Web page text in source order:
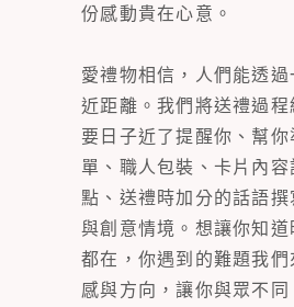
份感動貴在心意。
愛禮物相信，人們能透
近距離。我們將送禮過程
要日子近了提醒你、幫
單、職人包裝、卡片內容
點、送禮時加分的話語
與創意情境。想讓你知道
都在，你遇到的難題我們
感與方向，讓你與眾不